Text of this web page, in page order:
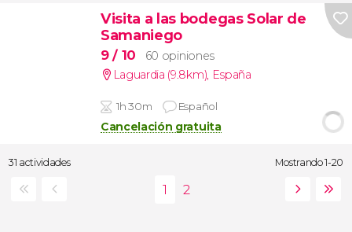
Visita a las bodegas Solar de
Samaniego
9/ 10
60 opiniones
Laguardia (9.8km), España
1h 30m Español
Cancelación gratuita
31 actividades Mostrando 1-20